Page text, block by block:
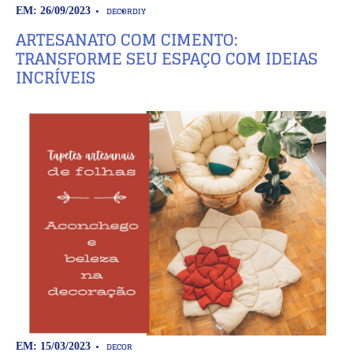
EM: 26/09/2023 DECORDIY
ARTESANATO COM CIMENTO:
TRANSFORME SEU ESPAÇO COM IDEIAS
INCRÍVEIS
EM: 15/03/2023 DECOR